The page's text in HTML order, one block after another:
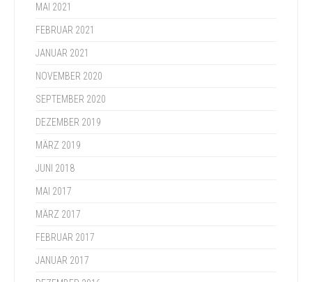
MAI 2021
FEBRUAR 2021
JANUAR 2021
NOVEMBER 2020
SEPTEMBER 2020
DEZEMBER 2019
MÄRZ 2019
JUNI 2018
MAI 2017
MÄRZ 2017
FEBRUAR 2017
JANUAR 2017